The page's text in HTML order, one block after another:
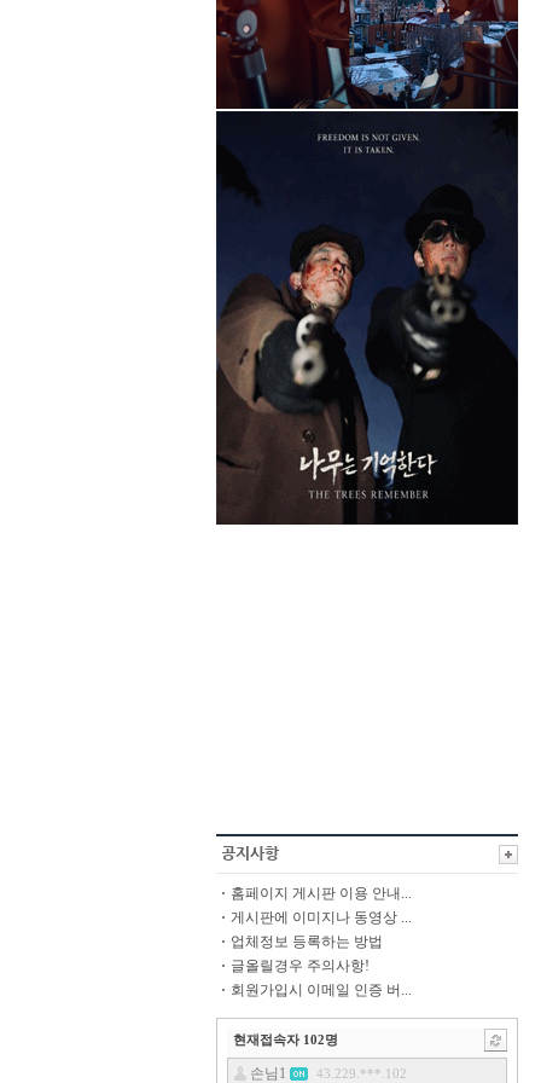
홈페이지 게시판 이용 안내...
게시판에 이미지나 동영상 ...
업체정보 등록하는 방법
글올릴경우 주의사항!
회원가입시 이메일 인증 버...
현재접속자 102명